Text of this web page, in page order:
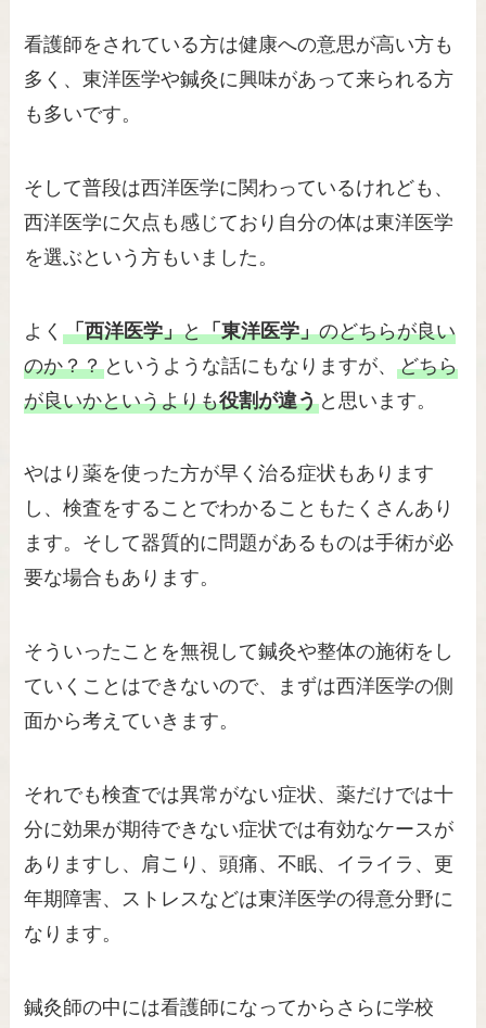
看護師をされている方は健康への意思が高い方も
多く、東洋医学や鍼灸に興味があって来られる方
も多いです。
そして普段は西洋医学に関わっているけれども、
西洋医学に欠点も感じており自分の体は東洋医学
を選ぶという方もいました。
よく「西洋医学」と「東洋医学」のどちらが良い
のか？？ というような話にもなりますが、どちら
が良いかというよりも役割が違う と思います。
やはり薬を使った方が早く治る症状もあります
し、検査をすることでわかることもたくさんあり
ます。そして器質的に問題があるものは手術が必
要な場合もあります。
そういったことを無視して鍼灸や整体の施術をし
ていくことはできないので、まずは西洋医学の側
面から考えていきます。
それでも検査では異常がない症状、薬だけでは十
分に効果が期待できない症状では有効なケースが
ありますし、肩こり、頭痛、不眠、イライラ、更
年期障害、ストレスなどは東洋医学の得意分野に
なります。
鍼灸師の中には看護師になってからさらに学校